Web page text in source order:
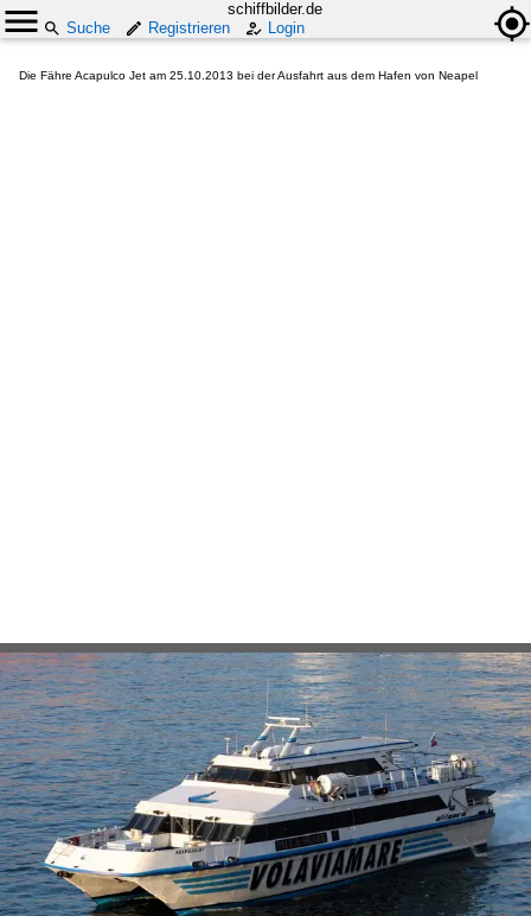
schiffbilder.de
Suche
Registrieren Login
Die Fähre Acapulco Jet am 25.10.2013 bei der Ausfahrt aus dem Hafen von Neapel